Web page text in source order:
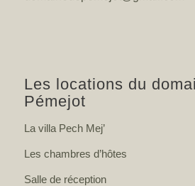
Les locations du
Pémejot
La villa Pech Mej’
Les chambres d’hôtes
Salle de réception